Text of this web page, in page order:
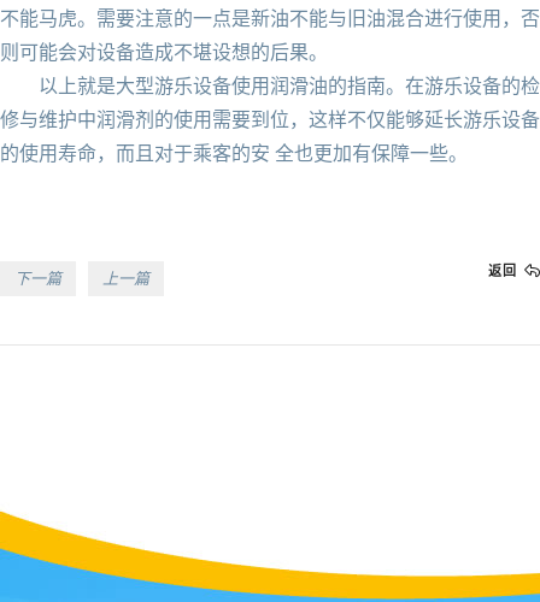
不能马虎。需要注意的一点是新油不能与旧油混合进行使用，否
则可能会对设备造成不堪设想的后果。
以上就是大型游乐设备使用润滑油的指南。在游乐设备的检
修与维护中润滑剂的使用需要到位，这样不仅能够延长游乐设备
的使用寿命，而且对于乘客的安 全也更加有保障一些。
下一篇 上一篇 返回